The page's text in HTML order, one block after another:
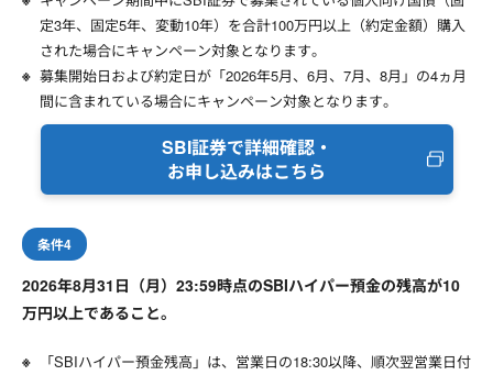
定3年、固定5年、変動10年）を合計100万円以上（約定金額）購入
された場合にキャンペーン対象となります。
募集開始日および約定日が「2026年5月、6月、7月、8月」の4ヵ月
間に含まれている場合にキャンペーン対象となります。
SBI証券で詳細確認・
お申し込みはこちら
条件4
2026年8月31日（月）23:59時点のSBIハイパー預金の残高が10
万円以上であること。
「SBIハイパー預金残高」は、営業日の18:30以降、順次翌営業日付